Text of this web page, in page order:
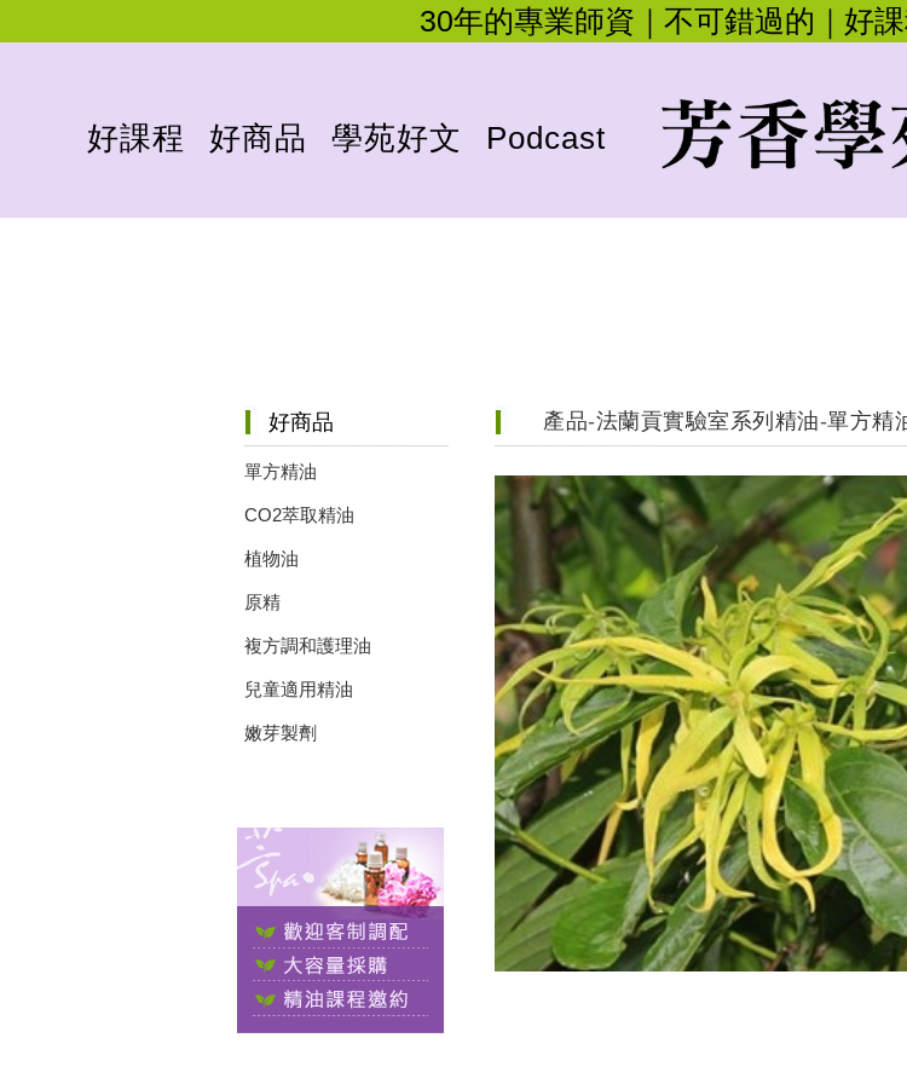
30年的專業師資｜不可錯過的｜好
好課程 好商品 學苑好文 Podcast
好商品
單方精油
CO2萃取精油
植物油
原精
複方調和護理油
兒童適用精油
嫩芽製劑
產品-法蘭貢實驗室系列精油-單方精